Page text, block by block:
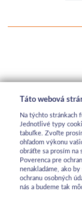
Táto webová
Na týchto stránkach
Jednotlivé typy
tabuľke. Zvoľte
ohľadom výkonu
obráťte sa prosím na
Poverenca pre
nenakladáme, ako
ochranu osobných
nás a budeme tak